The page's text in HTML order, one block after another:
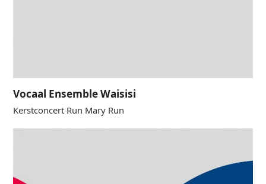
Vocaal Ensemble Waisisi
Kerstconcert Run Mary Run